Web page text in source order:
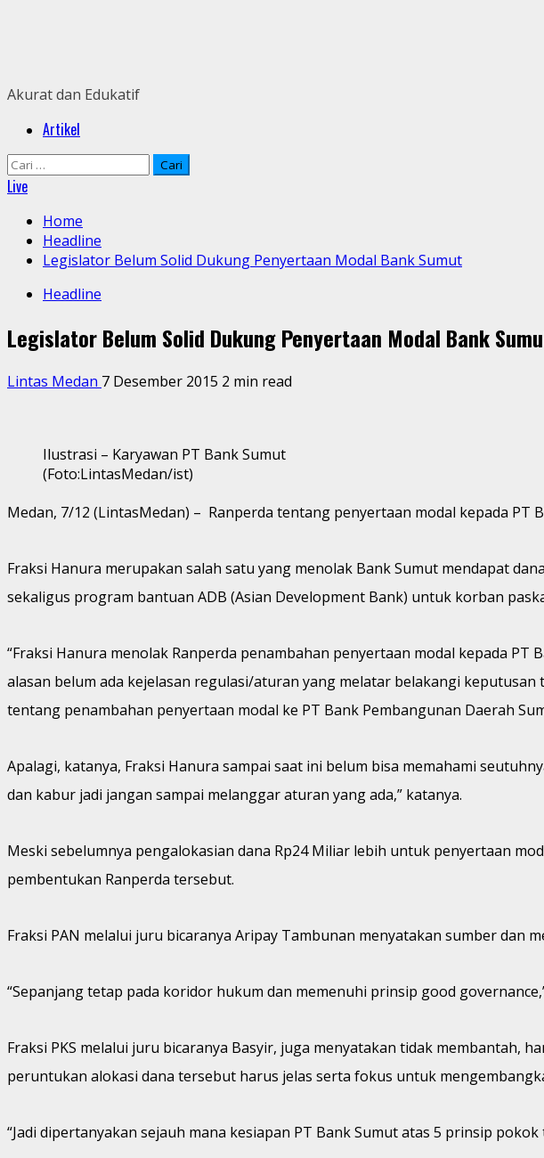
Akurat dan Edukatif
PrimaryArtikel
Cari
untuk:
Live
Home
Headline
Legislator Belum Solid Dukung Penyertaan Modal Bank Sumut
Headline
Legislator Belum Solid Dukung Penyertaan Modal Bank
Lintas Medan 7 Desember 2015 2 min read
Ilustrasi – Karyawan PT Bank Sumut
(Foto:LintasMedan/ist)
Medan, 7/12 (LintasMedan) – Ranperda tentang penyertaan modal kepada
Fraksi Hanura merupakan salah satu yang menolak Bank Sumut mendapat
sekaligus program bantuan ADB (Asian Development Bank) untuk korban
“Fraksi Hanura menolak Ranperda penambahan penyertaan modal kepada
alasan belum ada kejelasan regulasi/aturan yang melatar belakangi
tentang penambahan penyertaan modal ke PT Bank Pembangunan Daerah
Apalagi, katanya, Fraksi Hanura sampai saat ini belum bisa memahami
dan kabur jadi jangan sampai melanggar aturan yang ada,” katanya.
Meski sebelumnya pengalokasian dana Rp24 Miliar lebih untuk penyertaan
pembentukan Ranperda tersebut.
Fraksi PAN melalui juru bicaranya Aripay Tambunan menyatakan sumber dan
“Sepanjang tetap pada koridor hukum dan memenuhi prinsip good
Fraksi PKS melalui juru bicaranya Basyir, juga menyatakan tidak membantah,
peruntukan alokasi dana tersebut harus jelas serta fokus untuk
“Jadi dipertanyakan sejauh mana kesiapan PT Bank Sumut atas 5 prinsip pokok